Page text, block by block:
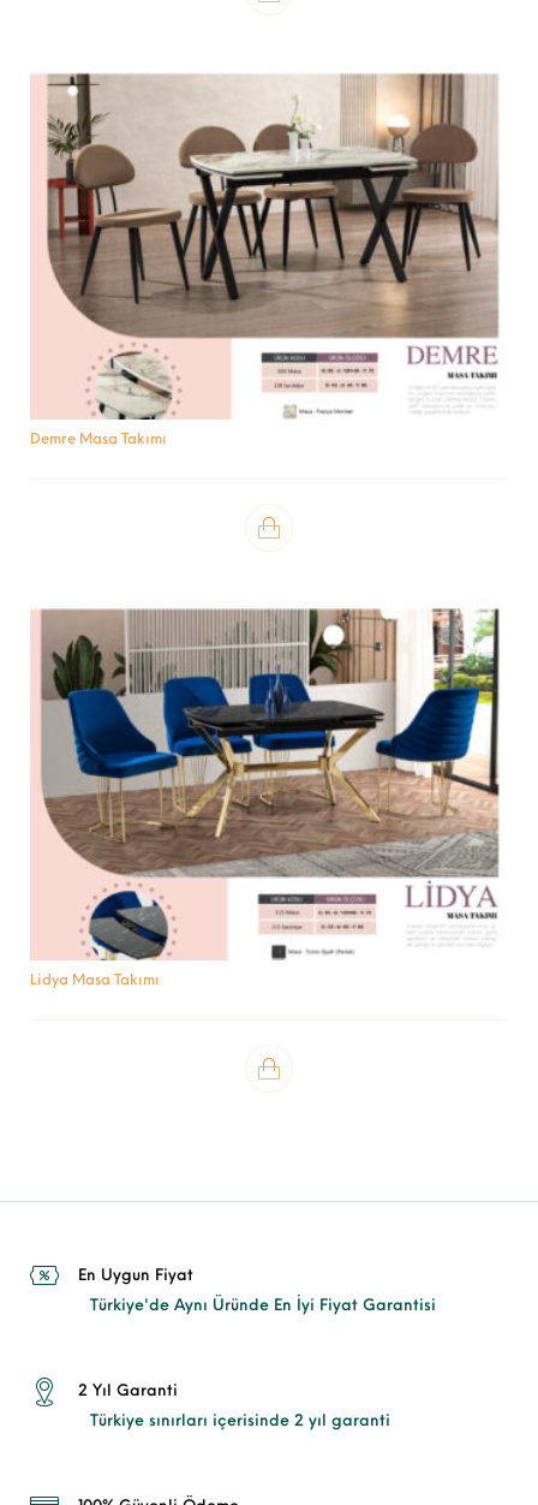
Demre Masa Takımı
Lidya Masa Takımı
En Uygun Fiyat
Türkiye'de Aynı Üründe En İyi Fiyat Garantisi
2 Yıl Garanti
Türkiye sınırları içerisinde 2 yıl garanti